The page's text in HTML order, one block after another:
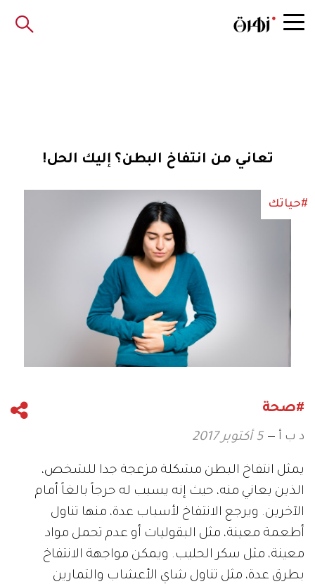
تعاني من انتفاخ البطن؟ إليك الحل!
#حياتك
#صحة
د ب أ 5 أكتوبر 2017
يمثل انتفاخ البطن مشكلة مزعجة جدا للشخص،
الذين يعاني منه، حيث إنه يسبب له حرجاً بالغاً أمام
الآخرين. ويرجع الانتفاخ لأسباب عدة، منها تناول
أطعمة معينة، مثل البقوليات أو عدم تحمل مواد
معينة، مثل سكر الحليب. ويمكن مواجهة الانتفاخ
بطرق عدة، مثل تناول شاي الأعشاب والتمارين